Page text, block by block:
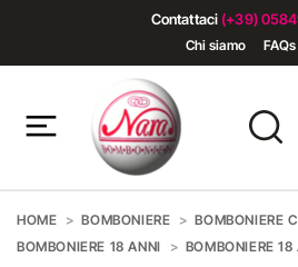
Contattaci (+39)
Chi siamo FAQs
HOME BOMBONIERE
BOMBONIERE
BOMBONIERE 18 ANNI
BOMBONIERE